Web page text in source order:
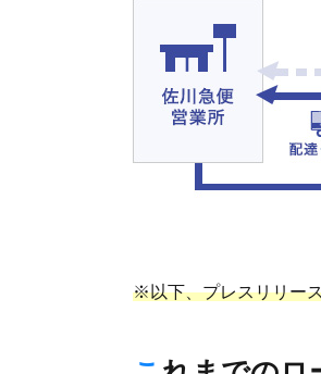
※以下、プレスリリー